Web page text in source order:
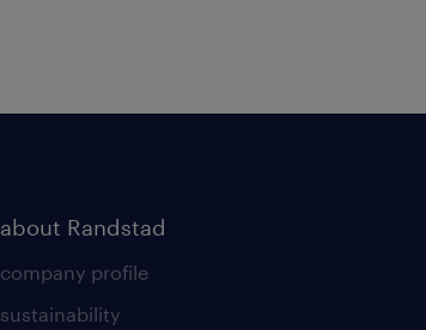
about Randstad
company profile
sustainability